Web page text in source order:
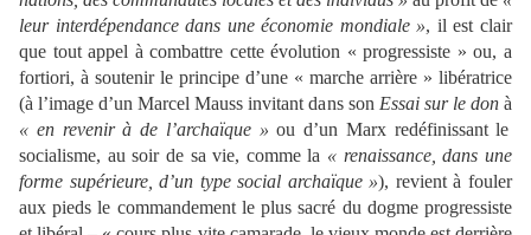
leur interdépendance dans une économie mondiale », il est clair
que tout appel à combattre cette évolution « progressiste » ou, a
fortiori, à soutenir le principe d’une « marche arrière » libératrice
(à l’image d’un Marcel Mauss invitant dans son Essai sur le donà
« en revenir à de l’archaïque » ou d’un Marx redéfinissant le
socialisme, au soir de sa vie, comme la « renaissance, dans une
forme supérieure, d’un type social archaïque »), revient à fouler
aux pieds le commandement le plus sacré du dogme progressiste